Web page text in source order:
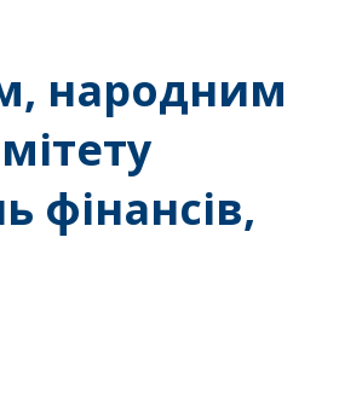
народним
фінансів,